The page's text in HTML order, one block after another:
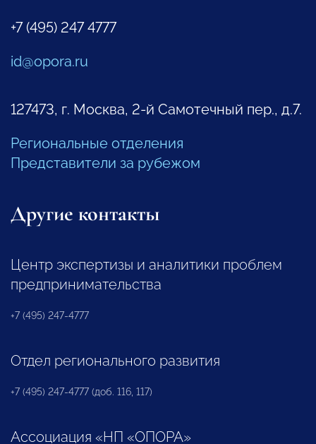
+7 (495) 247 4777
id@opora.ru
127473, г. Москва, 2-й Самотечный пер., д.7.
Региональные отделения
Представители за рубежом
Другие контакты
Центр экспертизы и аналитики проблем
предпринимательства
+7 (495) 247-4777
Отдел регионального развития
+7 (495) 247-4777 (доб. 116, 117)
Ассоциация «НП «ОПОРА»